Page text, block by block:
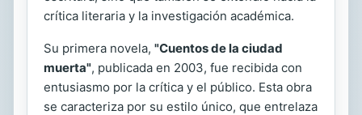
crítica literaria y la investigación académica.
Su primera novela, "Cuentos de la ciudad
muerta", publicada en 2003, fue recibida con
entusiasmo por la crítica y el público. Esta obra
se caracteriza por su estilo único, que entrelaza